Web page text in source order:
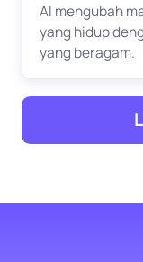
AI mengubah
yang hidup
yang beragam.